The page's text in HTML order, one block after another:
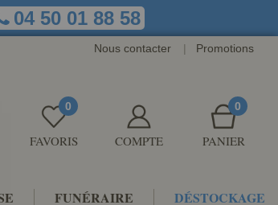
04 50 01 88 58
Nous contacter | Promotions
0
FAVORIS COMPTE
0
PANIER
FUNÉRAIRE DÉSTOCKAGE